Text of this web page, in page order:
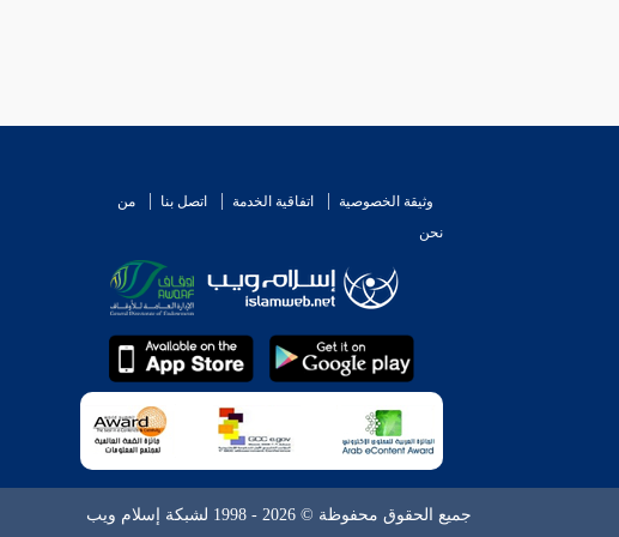
وثيقة الخصوصية اتفاقية الخدمة اتصل بنا
من
نحن
جميع الحقوق محفوظة © 2026 - 1998 لشبكة إسلام ويب